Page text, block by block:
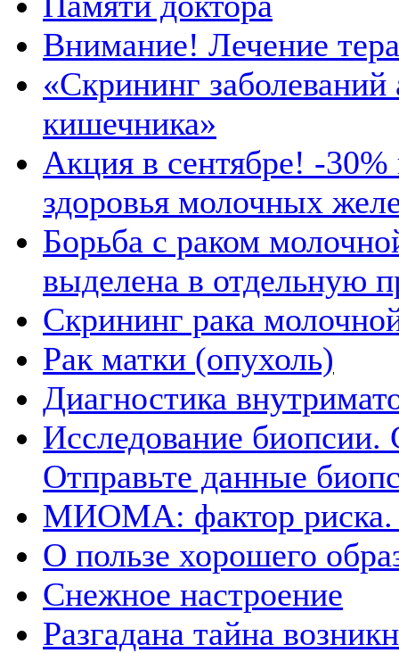
Внимание! Лечение
«Скрининг
кишечника»
Акция в сентябре! -
здоровья молочных
Борьба с раком
выделена в отдельную
Скрининг рака
Рак матки (опухоль)
Диагностика
Исследование
Отправьте данные
МИОМА: фактор риска.
О пользе хорошего
Снежное настроение
Разгадана тайна